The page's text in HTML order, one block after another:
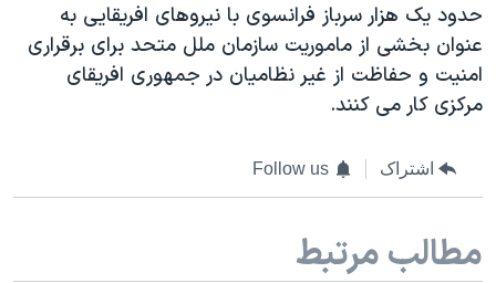
حدود یک هزار سرباز فرانسوی با نیروهای افریقایی به
عنوان بخشی از ماموریت سازمان ملل متحد برای برقراری
امنیت و حفاظت از غیر نظامیان در جمهوری افریقای
مرکزی کار می کنند.
اشتراک Follow us
مطالب مرتبط